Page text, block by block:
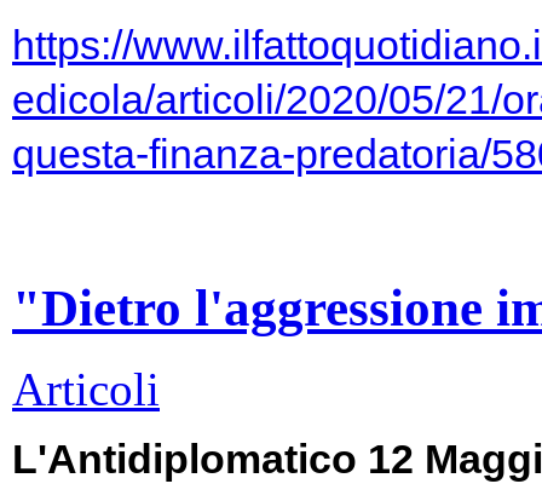
https://
edicola/articoli/2020/05/21/
questa-finanza-predatoria/
"Dietro l'aggressione
Articoli
L'Antidiplomatico 12